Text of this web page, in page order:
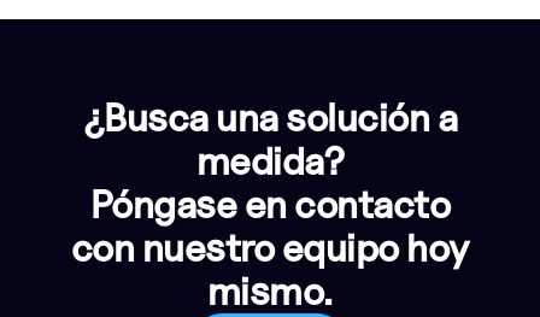
¿Busca una solución a
medida?
Póngase en contacto
con nuestro equipo hoy
mismo.